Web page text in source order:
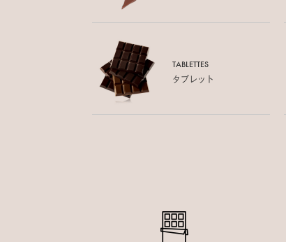
TABLETTES
タブレット